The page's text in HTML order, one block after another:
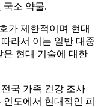
국소 약물.
가 제한적이며 현대
라서 이는 일반 대중
은 현대 기술에 대한
국 가족 건강 조사
도에서 현대적인 피